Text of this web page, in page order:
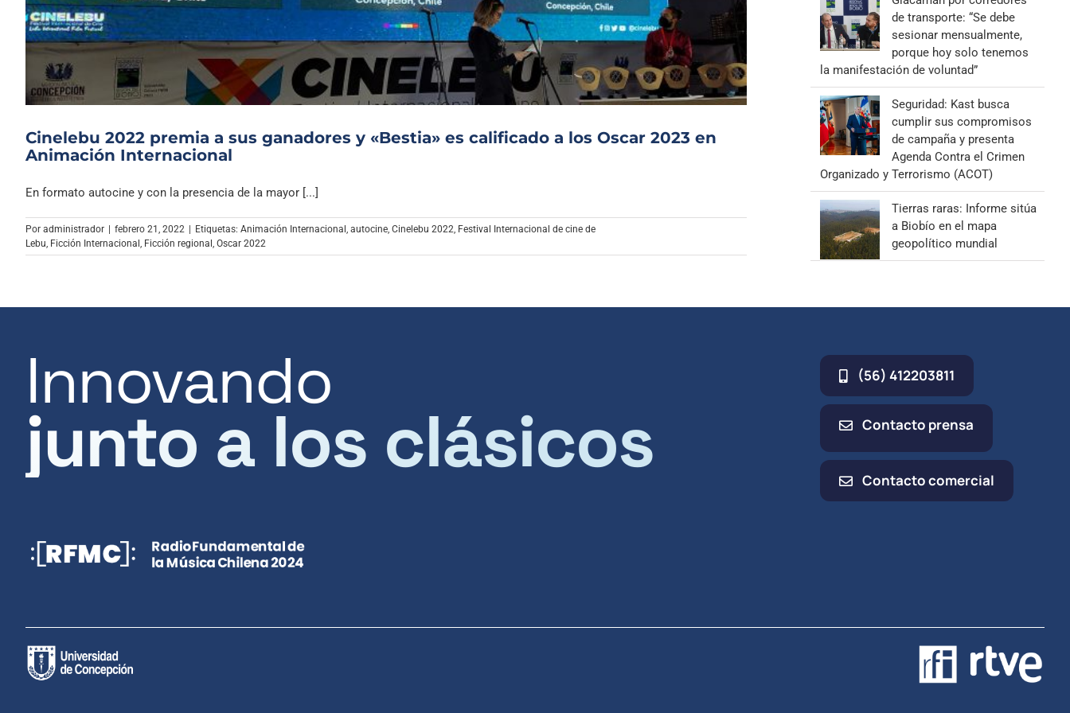
Archivo Sonoro
Cinelebu 2022 premia a sus ganadores y «Bestia» es calificado a los Oscar 2023 en
Animación Internacional
En formato autocine y con la presencia de la mayor [...]
Por administrador febrero 21, 2022 Etiquetas: Animación Internacional , autocine, Cinelebu 2022, Festival Internacional de cine de
Lebu, Ficción Internacional , Ficción regional , Oscar 2022
de transporte: “Se debe
sesionar mensualmente,
porque hoy solo tenemos
la manifestación de voluntad”
Seguridad: Kast busca
cumplir sus compromisos
de campaña y presenta
Agenda Contra el Crimen
Organizado y Terrorismo (ACOT)
Tierras raras: Informe sitúa
a Biobío en el mapa
geopolítico mundial
Innovando
junto a los clásicos
(56) 412203811
Contacto prensa
Contacto comercial